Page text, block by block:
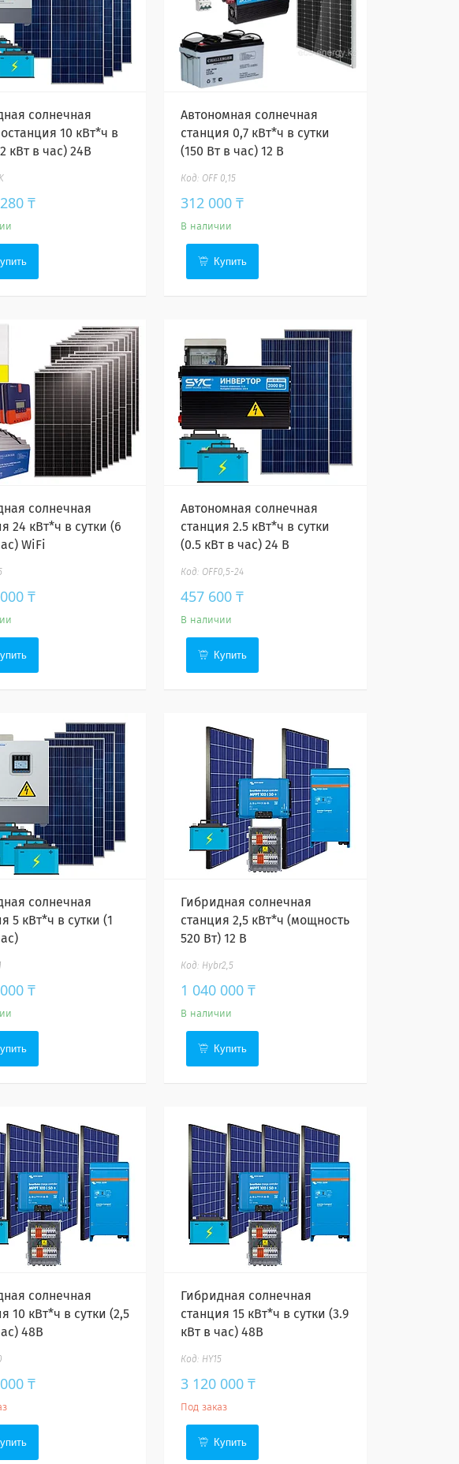
солнечная
10 кВт*ч в
кВт в час) 24В
₸
Автономная солнечная
станция 0,7 кВт*ч в сутки
(150 Вт в час) 12 В
OFF 0,15
312 000 ₸
В наличии
Купить
солнечная
24 кВт*ч в сутки (6
WiFi
₸
Автономная солнечная
станция 2.5 кВт*ч в сутки
(0.5 кВт в час) 24 В
OFF0,5-24
457 600 ₸
В наличии
Купить
солнечная
5 кВт*ч в сутки (1
₸
Гибридная солнечная
станция 2,5 кВт*ч (мощность
520 Вт) 12 В
Hybr2,5
1 040 000 ₸
В наличии
Купить
солнечная
10 кВт*ч в сутки (2,5
48В
₸
Гибридная солнечная
станция 15 кВт*ч в сутки (3.9
кВт в час) 48В
HY15
3 120 000 ₸
Под заказ
Купить